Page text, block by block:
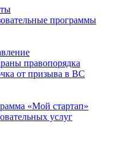
программы
правопорядка
от призыва в ВС
«Мой стартап»
услуг